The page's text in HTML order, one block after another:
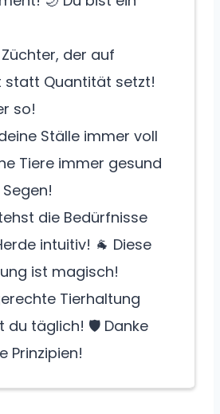
der auf
statt Quantität setzt!
so!
Ställe immer voll
Tiere immer gesund
die Bedürfnisse
intuitiv! 🐐 Diese
ist magisch!
Tierhaltung
du täglich! 🛡️ Danke
Prinzipien!